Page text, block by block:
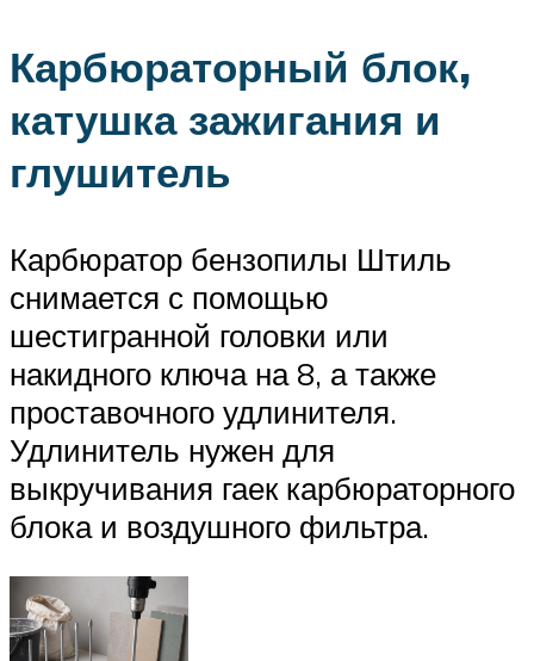
Карбюраторный блок,
катушка зажигания и
глушитель
Карбюратор бензопилы Штиль
снимается с помощью
шестигранной головки или
накидного ключа на 8, а также
проставочного удлинителя.
Удлинитель нужен для
выкручивания гаек карбюраторного
блока и воздушного фильтра.